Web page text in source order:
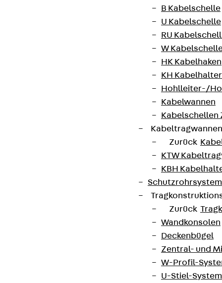
B Kabelschelle
U Kabelschelle
RU
W
HK Kabelhaken
KH Kabelhalter
Hohlleiter-/
Kabelwannen
Kabelschellen
Zurück
KTW
KBH
Zurück
Wandkonsolen
Deckenbügel
Zentral- und
W-Profil-
U-Stiel-System